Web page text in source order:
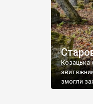
Козацька
змогли
поховали